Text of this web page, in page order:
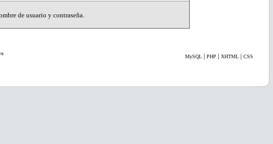
de usuario y contraseña.
MySQL | PHP | XHTML | CSS